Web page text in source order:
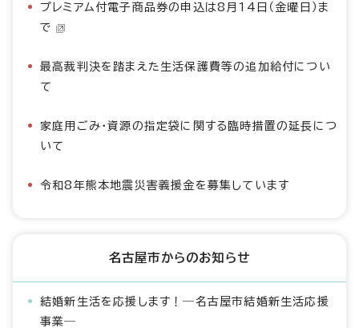
プレミアム付電子商品券の申込は8月14日（金曜日）ま
で
最高裁判決を踏まえた生活保護費等の追加給付につい
て
家庭用ごみ・資源の指定袋に関する臨時措置の延長につ
いて
令和8年熊本地震災害義援金を募集しています
名古屋市からのお知らせ
結婚新生活を応援します！―名古屋市結婚新生活応援
事業―